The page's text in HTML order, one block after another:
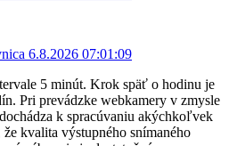
5 minút. Krok späť o hodinu je
Pri prevádzke webkamery v zmysle
k spracúvaniu akýchkoľvek
kvalita výstupného snímaného